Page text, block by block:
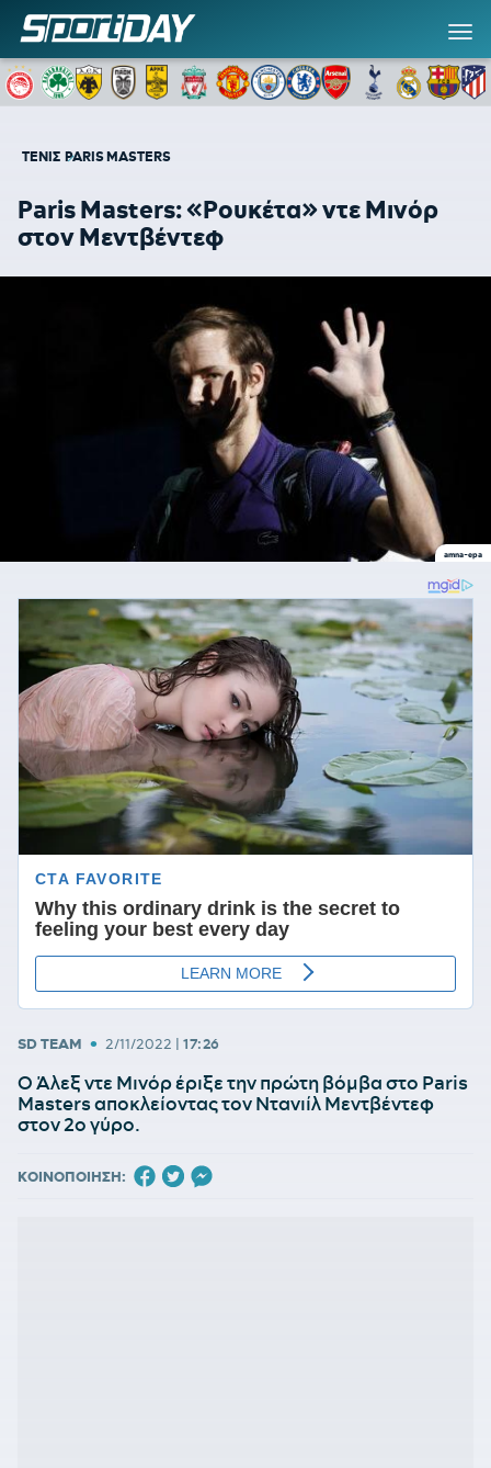
ΤΕΝΙΣ PARIS ΜASTERS
Paris Masters: «Ρουκέτα» ντε Μινόρ
στον Μεντβέντεφ
amna-epa
SD TEAM • 2/11/2022 | 17:26
O Άλεξ ντε Μινόρ έριξε την πρώτη βόμβα στο Paris
Masters αποκλείοντας τον Ντανιίλ Μεντβέντεφ
στον 2ο γύρο.
ΚΟΙΝΟΠΟΙΗΣΗ: